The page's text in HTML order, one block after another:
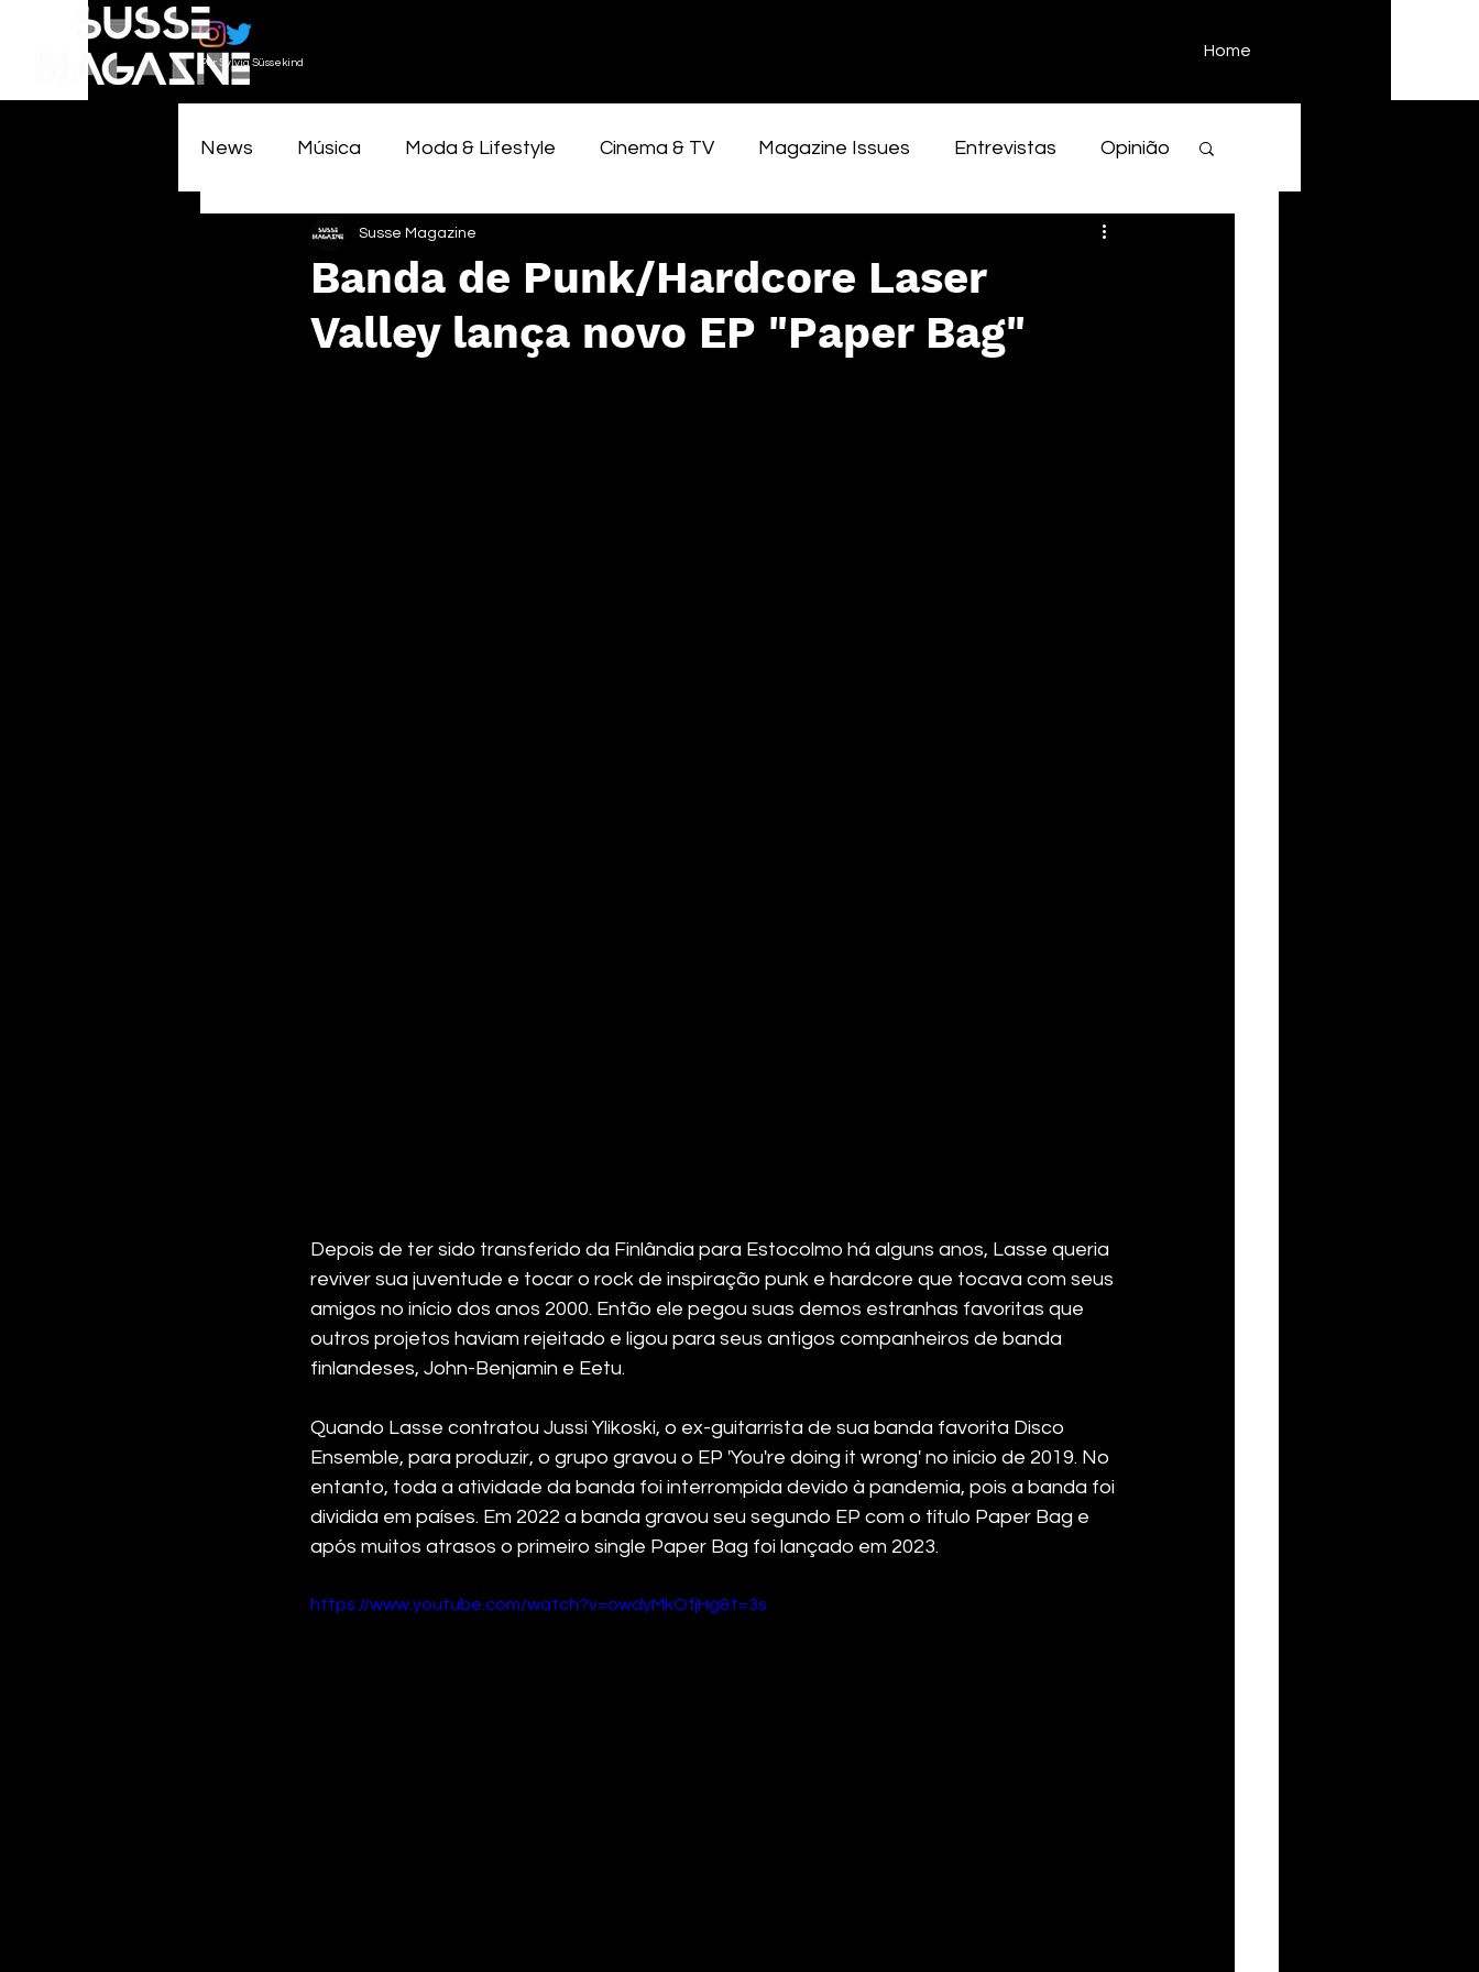
Por Sylvia Süssekind
Home
News Música Moda & Lifestyle Cinema & TV Magazine Issues Entrevistas Opinião
Banda de Punk/Hardcore Laser
Valley lança novo EP "Paper Bag"
Susse Magazine
Depois de ter sido transferido da Finlândia para Estocolmo há alguns anos, Lasse queria
reviver sua juventude e tocar o rock de inspiração punk e hardcore que tocava com seus
amigos no início dos anos 2000. Então ele pegou suas demos estranhas favoritas que
outros projetos haviam rejeitado e ligou para seus antigos companheiros de banda
finlandeses, John-Benjamin e Eetu.
Quando Lasse contratou Jussi Ylikoski, o ex-guitarrista de sua banda favorita Disco
Ensemble, para produzir, o grupo gravou o EP 'You're doing it wrong' no início de 2019. No
entanto, toda a atividade da banda foi interrompida devido à pandemia, pois a banda foi
dividida em países. Em 2022 a banda gravou seu segundo EP com o título Paper Bag e
após muitos atrasos o primeiro single Paper Bag foi lançado em 2023.
https://www.youtube.com/watch?v=owdyMkOfjHg&t=3s